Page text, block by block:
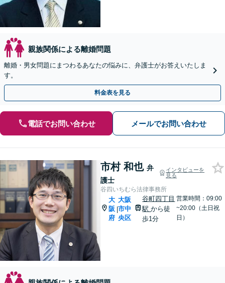
親族関係による離婚問題
離婚・男女問題にまつわるあなたの悩みに、弁護士がお答えいたしま
す。
料金表を見る
電話でお問い合わせ メールでお問い合わせ
市村 和也 弁
護士
インタビューを
見る
谷四いちむら法律事務所
大
阪
府
|
大阪
市中
央区
谷町四丁目
駅から徒
歩1分
営業時間：09:00
~20:00（土日祝
日）